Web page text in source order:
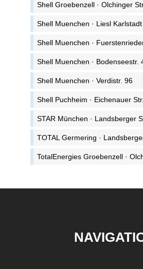
Shell Groebenzell · Olchinger
Shell Muenchen · Liesl
Shell Muenchen ·
Shell Muenchen · Bodenseestr.
Shell Muenchen · Verdistr. 96
Shell Puchheim · Eichenauer
STAR München · Landsberger
TOTAL Germering ·
TotalEnergies Groebenzell ·